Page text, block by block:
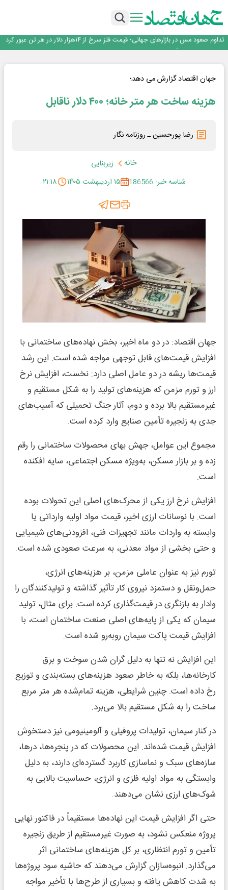
خدمت به بازنشستگان‌را افتخار بیمه دی می دانیم
فولاد در تله قیمت‌گذاری دستوری
سرپرست اداره کل روابط عمومی بیمه مرکزی منصوب شد
خدمت به بازنشستگان‌را افتخار بیمه دی می دانیم
جهان اقتصاد گزارش می دهد؛
هزینه ساخت هر متر خانه؛ ۴۰۰ دلار ناقابل
رضا پورحسین ـ روزنامه نگار
خانه
زیربنایی
شناسه خبر: 186566
۱۵ اردیبهشت ۱۴۰۵ ۲۱:۱۸
جهان اقتصاد: در دو ماه اخیر، بخش نهاده‌های ساختمانی با
افزایش قیمت‌های قابل توجهی مواجه شده است. این رشد
قیمت‌ها ریشه در دو عامل اصلی دارد: نخست، افزایش نرخ
ارز و تورم مزمن که هزینه‌های تولید را به شکل مستقیم و
غیرمستقیم بالا برده و دوم، آثار جنگ تحمیلی که آسیب‌های
جدی به زنجیره تأمین صنایع وارد کرده است.
مجموع این عوامل، جهش بهای محصولات ساختمانی را رقم
زده و بر بازار مسکن، به‌ویژه مسکن اجتماعی، سایه افکنده
است.
افزایش نرخ ارز یکی از محرک‌های اصلی این تحولات بوده
است. با نوسانات ارزی اخیر، قیمت مواد اولیه وارداتی یا
وابسته به واردات مانند تجهیزات فنی، افزودنی‌های شیمیایی
و حتی بخشی از مواد معدنی، به سرعت صعودی شده است.
تورم نیز به عنوان عاملی مزمن، بر هزینه‌های انرژی،
حمل‌ونقل و دستمزد نیروی کار تأثیر گذاشته و تولیدکنندگان را
وادار به بازنگری در قیمت‌گذاری کرده است. برای مثال، تولید
سیمان که یکی از پایه‌های اصلی صنعت ساختمان است، با
افزایش قیمت پاکت سیمان روبه‌رو شده است.
این افزایش نه تنها به دلیل گران شدن سوخت و برق
کارخانه‌ها، بلکه به خاطر صعود هزینه‌های بسته‌بندی و توزیع
رخ داده است. چنین شرایطی، هزینه تمام‌شده هر متر مربع
ساخت را به شکل مستقیم بالا می‌برد.
در کنار سیمان، تولیدات پروفیلی و آلومینیومی نیز دستخوش
افزایش قیمت شده‌اند. این محصولات که در پنجره‌ها، درها،
سازه‌های سبک و نماسازی کاربرد گسترده‌ای دارند، به دلیل
وابستگی به مواد اولیه فلزی و انرژی، حساسیت بالایی به
شوک‌های ارزی نشان می‌دهند.
حتی اگر افزایش قیمت این نهاده‌ها مستقیماً در فاکتور نهایی
پروژه منعکس نشود، به صورت غیرمستقیم از طریق زنجیره
تأمین و تورم انتظاری، بر کل هزینه‌های ساختمانی اثر
می‌گذارد. انبوه‌سازان گزارش می‌دهند که حاشیه سود پروژه‌ها
به شدت کاهش یافته و بسیاری از طرح‌ها با تأخیر مواجه